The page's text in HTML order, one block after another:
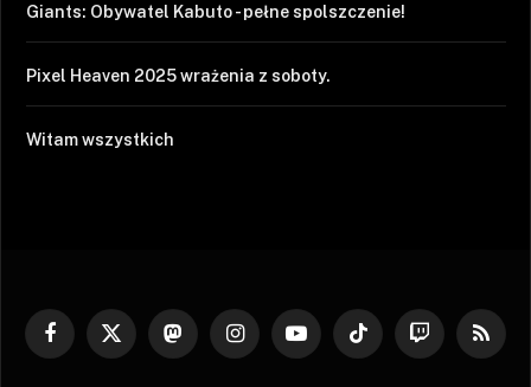
Giants: Obywatel Kabuto - pełne spolszczenie!
Pixel Heaven 2025 wrażenia z soboty.
Witam wszystkich
Facebook
X
MastodonInstagramYouTubeTikTok Twitch RSS